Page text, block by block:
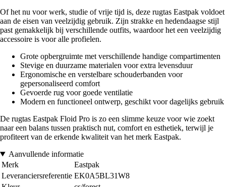
Of het nu voor werk, studie of vrije tijd is, deze rugtas Eastpak voldoet
aan de eisen van veelzijdig gebruik. Zijn strakke en hedendaagse stijl
past gemakkelijk bij verschillende outfits, waardoor het een veelzijdig
accessoire is voor alle profielen.
Grote opbergruimte met verschillende handige compartimenten
Stevige en duurzame materialen voor extra levensduur
Ergonomische en verstelbare schouderbanden voor
gepersonaliseerd comfort
Gevoerde rug voor goede ventilatie
Modern en functioneel ontwerp, geschikt voor dagelijks gebruik
De rugtas Eastpak Floid Pro is zo een slimme keuze voor wie zoekt
naar een balans tussen praktisch nut, comfort en esthetiek, terwijl je
profiteert van de erkende kwaliteit van het merk Eastpak.
Aanvullende informatie
Merk
Eastpak
Leveranciersreferentie EK0A5BL31W8